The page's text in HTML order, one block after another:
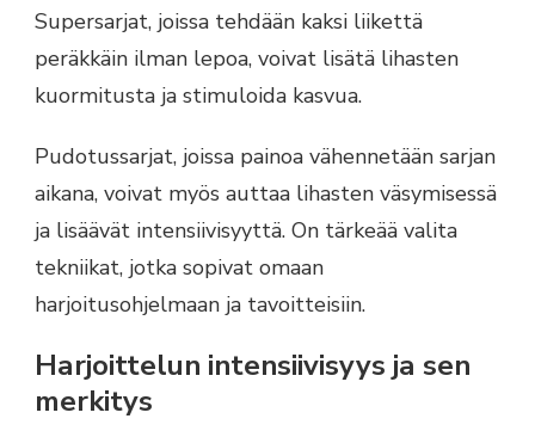
Supersarjat, joissa tehdään kaksi liikettä
peräkkäin ilman lepoa, voivat lisätä lihasten
kuormitusta ja stimuloida kasvua.
Pudotussarjat, joissa painoa vähennetään sarjan
aikana, voivat myös auttaa lihasten väsymisessä
ja lisäävät intensiivisyyttä. On tärkeää valita
tekniikat, jotka sopivat omaan
harjoitusohjelmaan ja tavoitteisiin.
Harjoittelun intensiivisyys ja sen
merkitys